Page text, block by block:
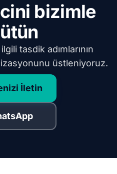
bizimle
tasdik adımlarının
üstleniyoruz.
İletin